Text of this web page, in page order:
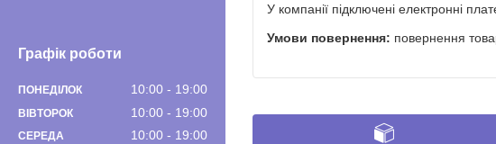
Графік роботи
ПОНЕДІЛОК 10:00 19:00
ВІВТОРОК 10:00 19:00
СЕРЕДА 10:00 19:00
У компанії підключені електронні
повернення